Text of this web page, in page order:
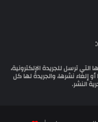
التي ترسل للجريدة الإلكترونية،
إلغاء نشرها، والجريدة لها كل
النشر.